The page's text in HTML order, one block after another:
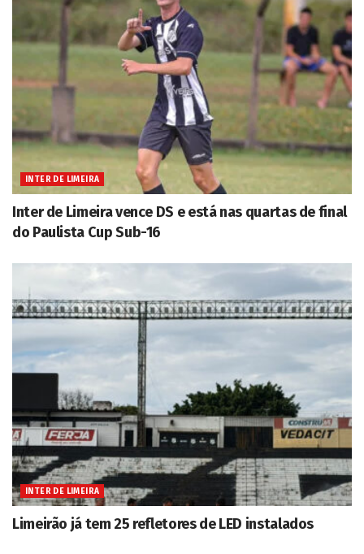
INTER DE LIMEIRA
Inter de Limeira vence DS e está nas quartas de final
do Paulista Cup Sub-16
INTER DE LIMEIRA
Limeirão já tem 25 refletores de LED instalados